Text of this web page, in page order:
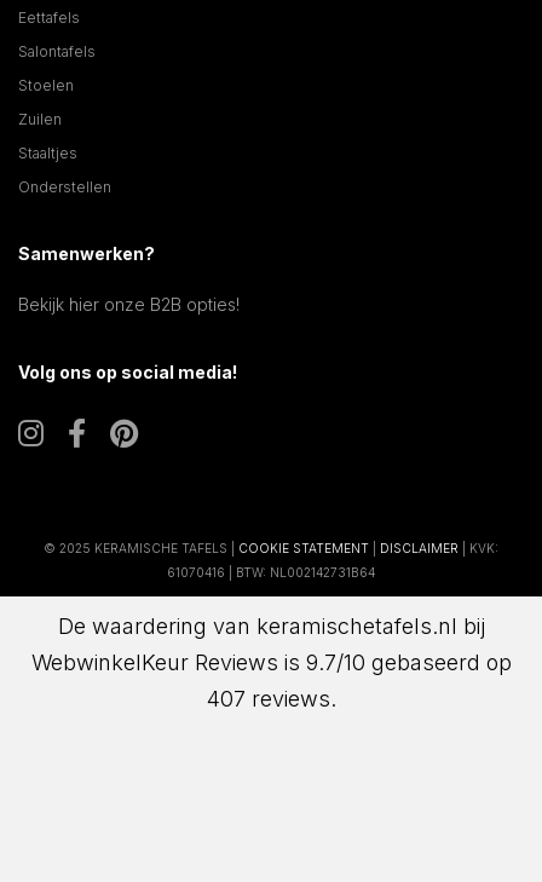
Eettafels
Salontafels
Stoelen
Zuilen
Staaltjes
Onderstellen
Samenwerken?
Bekijk hier onze B2B opties!
Volg ons op social media!
© 2025 KERAMISCHE TAFELS | COOKIE STATEMENT DISCLAIMER | KVK:
61070416 | BTW: NL002142731B64
De waardering van keramischetafels.nl bij
WebwinkelKeur Reviews is 9.7/10 gebaseerd op
407 reviews.